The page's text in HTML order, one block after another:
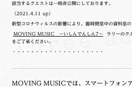
該当するクエストは一時非公開にしております。
（2021.4.11 up）
新型コロナウィルスの影響により、臨時閉室中の資料室
MOVING MUSIC ～いしんでんしん7～ ラリーのク
をご了承ください。
・・・・・・・・・・・・・・・・・・・・
MOVING MUSICでは、スマートフォンア